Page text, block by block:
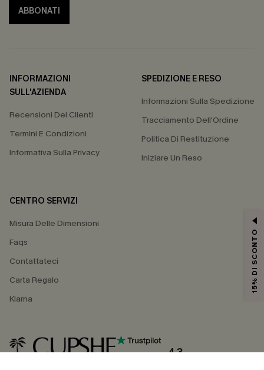
ABBONATI
INFORMAZIONI
SULL'AZIENDA
Recensioni Dei Clienti
Termini E Condizioni
Informativa Sulla Privacy
SPEDIZIONE E RESO
Informazioni Sulla Spedizione
Tracciamento Dell'Ordine
Politica Di Restituzione
Iniziare Un Reso
CENTRO SERVIZI
Misura Delle Dimensioni
Faqs
Contattateci
Carta Regalo
Klarna
4.3
15% DI SCONTO